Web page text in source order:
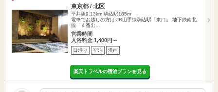
東京都 / 北区
平井駅9.13km 駒込駅185m
電車でお越しの方は JR山手線駒込駅「東口」 地下鉄南北
線「４番出…
営業時間
入浴料金 1,400円～
日帰り 宿泊 漫画
楽天トラベルの宿泊プランを見る